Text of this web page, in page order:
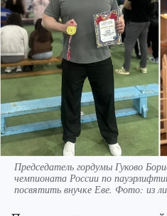
Председатель гордумы Гуково
чемпионата России по
посвятить внучке Еве. Фото: из